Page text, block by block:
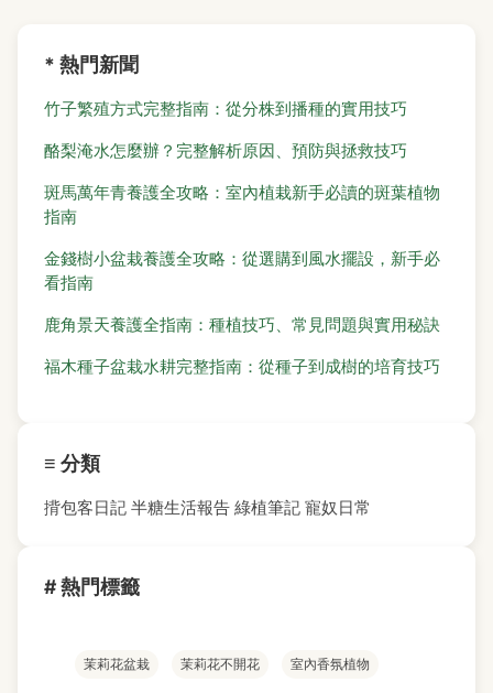
* 熱門新聞
竹子繁殖方式完整指南：從分株到播種的實用技巧
酪梨淹水怎麼辦？完整解析原因、預防與拯救技巧
斑馬萬年青養護全攻略：室內植栽新手必讀的斑葉植物
指南
金錢樹小盆栽養護全攻略：從選購到風水擺設，新手必
看指南
鹿角景天養護全指南：種植技巧、常見問題與實用秘訣
福木種子盆栽水耕完整指南：從種子到成樹的培育技巧
≡ 分類
揹包客日記 半糖生活報告 綠植筆記 寵奴日常
# 熱門標籤
茉莉花盆栽 茉莉花不開花 室內香氛植物